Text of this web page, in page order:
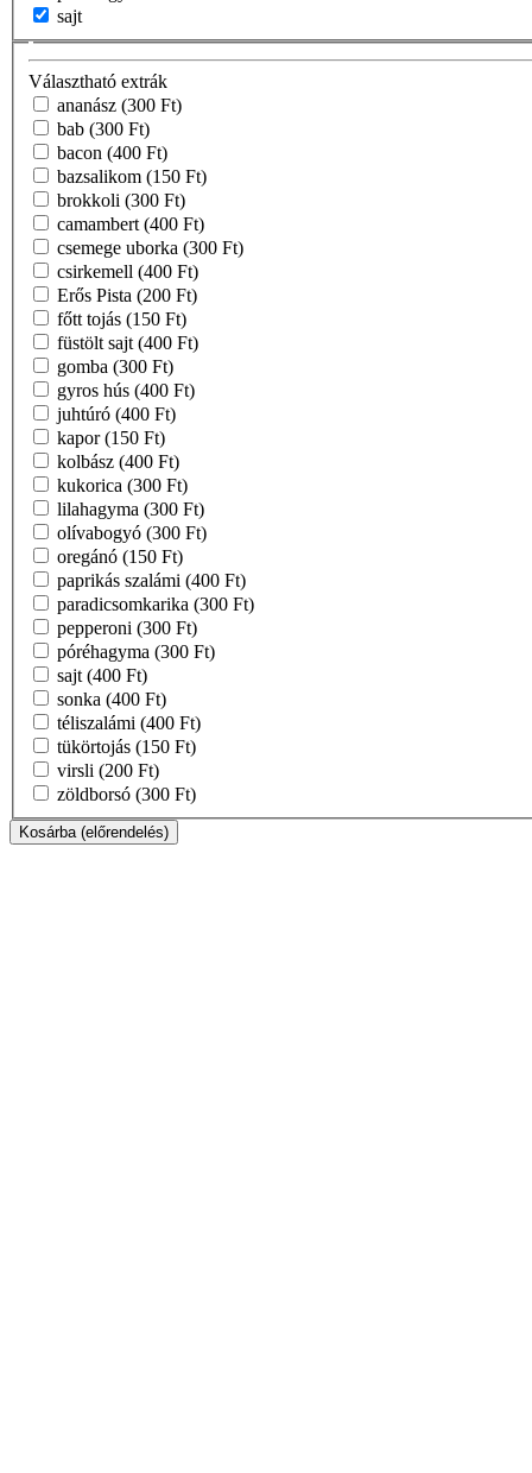
sajt
Választható extrák
ananász (300 Ft)
bab (300 Ft)
bacon (400 Ft)
bazsalikom (150 Ft)
brokkoli (300 Ft)
camambert (400 Ft)
csemege uborka (300 Ft)
csirkemell (400 Ft)
Erős Pista (200 Ft)
főtt tojás (150 Ft)
füstölt sajt (400 Ft)
gomba (300 Ft)
gyros hús (400 Ft)
juhtúró (400 Ft)
kapor(150 Ft)
kolbász (400 Ft)
kukorica (300 Ft)
lilahagyma (300 Ft)
olívabogyó (300 Ft)
oregánó (150 Ft)
paprikás szalámi (400 Ft)
paradicsomkarika (300 Ft)
pepperoni (300 Ft)
póréhagyma (300 Ft)
sajt (400 Ft)
sonka (400 Ft)
téliszalámi (400 Ft)
tükörtojás (150 Ft)
virsli (200 Ft)
zöldborsó (300 Ft)